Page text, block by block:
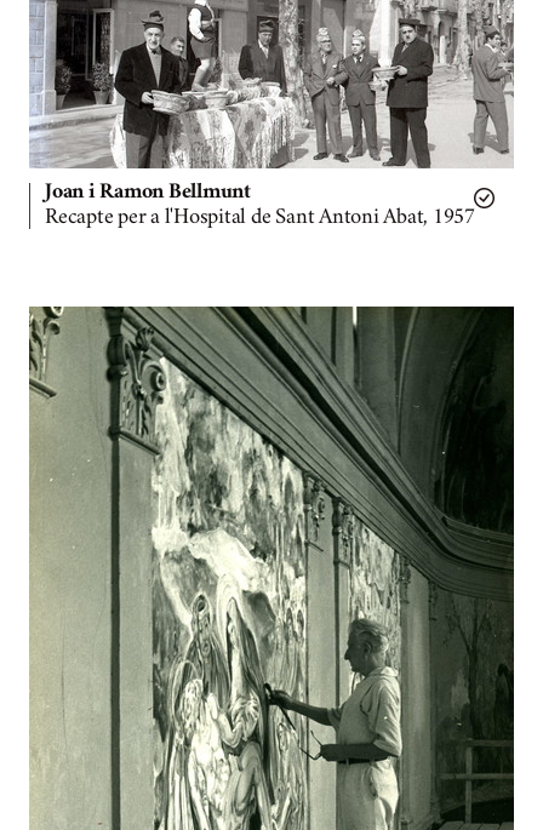
Joan i Ramon Bellmunt
Recapte per a l'Hospital de Sant Antoni Abat, 1957